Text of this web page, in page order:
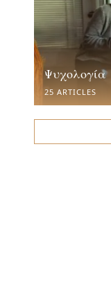
Ψυχολογία
25 ARTICLES